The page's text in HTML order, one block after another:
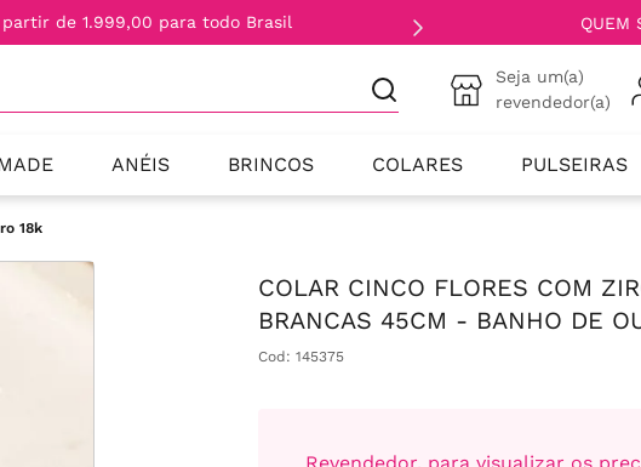
partir de 1.999,00 para todo Brasil QUEM
Seja um(a)
revendedor(a)
ANÉIS BRINCOS COLARES PULSEIRAS
18k
COLAR CINCO FLORES COM
BRANCAS 45CM - BANHO DE
Cod: 145375
Revendedor, para visualizar os